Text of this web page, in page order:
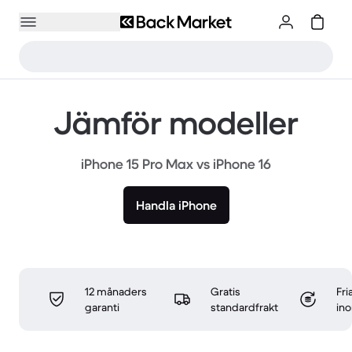
Jämför modeller
iPhone 15 Pro Max vs iPhone 16
Handla iPhone
12 månaders
garanti
Gratis
standardfrakt